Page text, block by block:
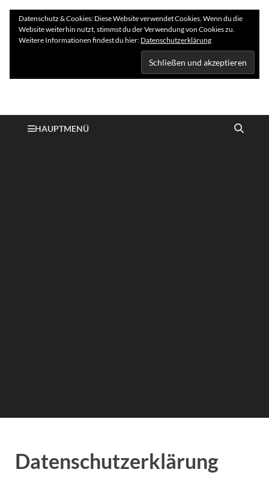
Hundelogie
HAUPTMENÜ
Datenschutzerklärung
Datenschutz & Cookies: Diese Website verwendet Cookies. Wenn du die
Website weiterhin nutzt, stimmst du der Verwendung von Cookies zu.
Weitere Informationen findest du hier: Datenschutzerklärung